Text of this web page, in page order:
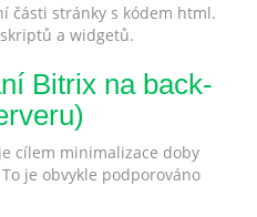
části stránky s kódem html.
a widgetů.
Bitrix na back-
cílem minimalizace doby
je obvykle podporováno